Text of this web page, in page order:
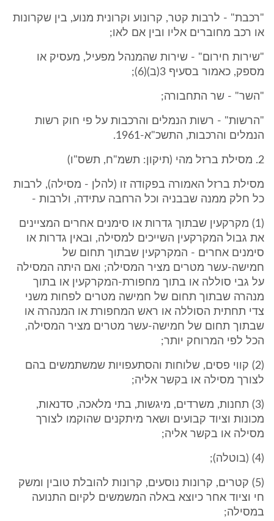
"רכבת" - לרבות קטר, קרונוע וקרונית מנוע, בין שקרונות
או רכב מחוברים אליו ובין אם לאו;
"שירות חירום" - שירות שהמנהל מפעיל, מעסיק או
מספק, כאמור בסעיף 3(ב)(6);
"השר" - שר התחבורה;
"הרשות" - רשות הנמלים והרכבות על פי חוק רשות
הנמלים והרכבות, התשכ"א-1961.
2. מסילת ברזל מהי (תיקון: תשמ"ח, תשס"ו)
מסילת ברזל האמורה בפקודה זו (להלן - מסילה), לרבות
כל חלק ממנה שבבניה וכל הרחבה עתידה, ולרבות -
(1) מקרקעין שבתוך גדרות או סימנים אחרים המציינים
את גבול המקרקעין השייכים למסילה, ובאין גדרות או
סימנים אחרים - המקרקעין שבתוך תחום של
חמישה-עשר מטרים מציר המסילה; ואם היתה המסילה
על גבי סוללה או בתוך מחפורת-המקרקעין או בתוך
מנהרה שבתוך תחום של חמישה מטרים לפחות משני
צדי תחתית הסוללה או ראש המחפורת או המנהרה או
שבתוך תחום של חמישה-עשר מטרים מציר המסילה,
הכל לפי המרוחק יותר;
(2) קווי פסים, שלוחות והסתעפויות שמשתמשים בהם
לצורך מסילה או בקשר אליה;
(3) תחנות, משרדים, מיגשות, בתי מלאכה, סדנאות,
מכונות וציוד קבועים ושאר מיתקנים שהוקמו לצורך
מסילה או בקשר אליה;
(4) (בוטלה);
(5) קטרים, קרונות נוסעים, קרונות להובלת טובין ומשק
חי וציוד אחר כיוצא באלה המשמשים לקיום התנועה
במסילה;